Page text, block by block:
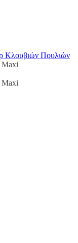
Κλουβιών Πουλιών
Maxi
Maxi